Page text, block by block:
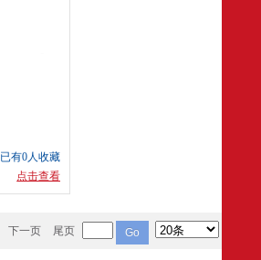
已有0人收藏
点击查看
下一页 尾页